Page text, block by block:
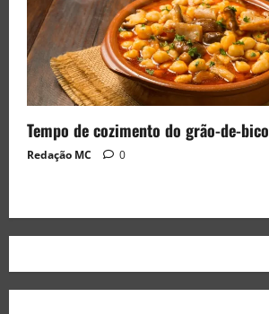
Tempo de cozimento do grão-de-bico
Redação MC 0